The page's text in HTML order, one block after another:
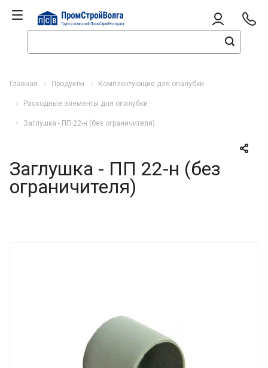
Главная Продукты Комплектующие для опалубки
Расходные элементы для опалубки
Заглушка - ПП 22-н (без ограничителя)
Заглушка - ПП 22-н (без
ограничителя)